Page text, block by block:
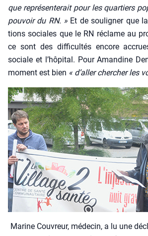
que repré­sen­te­rait pour les quar­tiers
pou­voir du RN. » Et de sou­li­gner que
tions sociales que le RN réclame au
ce sont des dif­fi­cul­tés encore
sociale et l’hôpital. Pour Aman­dine
moment est bien « d’aller cher­cher les
Marine Cou­vreur, méde­cin, a lu une